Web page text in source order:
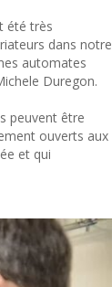
été très
dans notre
automates
Duregon.
peuvent être
ouverts aux
et qui